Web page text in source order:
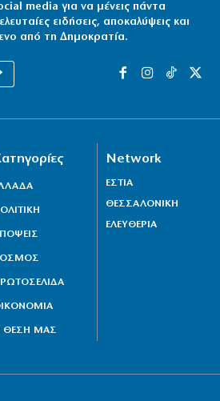
media για να μένεις πάντα
ειδήσεις, αποκαλύψεις και
από τη Δημοκρατία.
ΘΕΣΗ ΜΑΣ
Network
ΕΣΤΙΑ
ΘΕΣΣΑΛΟΝΙΚΗ
ΕΛΕΥΘΕΡΙΑ